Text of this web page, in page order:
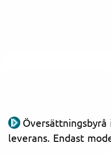
Översättningsbyrå
leverans. Endast